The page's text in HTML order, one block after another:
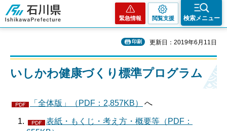
石川県
緊急情報 閲覧支援 検索メニュー
印刷 更新日：2019年6月11日
いしかわ健康づくり標準プログラム
「全体版」（PDF：2,857KB） へ
表紙・もくじ・考え方・概要等（PDF：